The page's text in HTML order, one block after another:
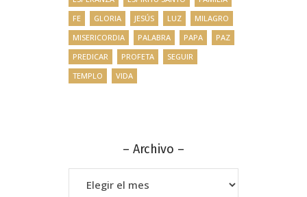
FE
GLORIA JESÚS LUZ
MILAGRO
MISERICORDIA
PALABRA PAPA
PAZ
PREDICAR
PROFETA
SEGUIR
TEMPLO
VIDA
– Archivo –
–
Archivo